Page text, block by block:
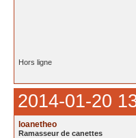
Hors ligne
2014-01-20
loanetheo
Ramasseur de canettes